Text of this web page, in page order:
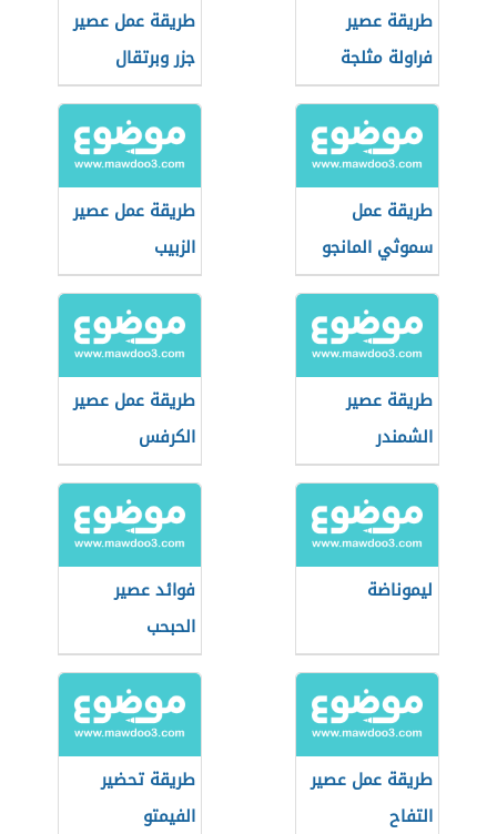
طريقة عصير
فراولة مثلجة
طريقة عمل عصير
جزر وبرتقال
طريقة عمل
سموثي المانجو
طريقة عمل عصير
الزبيب
طريقة عصير
الشمندر
طريقة عمل عصير
الكرفس
ليموناضة
فوائد عصير
الحبحب
طريقة عمل عصير
التفاح
طريقة تحضير
الفيمتو